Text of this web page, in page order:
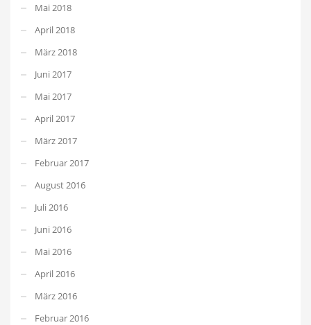
Mai 2018
April 2018
März 2018
Juni 2017
Mai 2017
April 2017
März 2017
Februar 2017
August 2016
Juli 2016
Juni 2016
Mai 2016
April 2016
März 2016
Februar 2016